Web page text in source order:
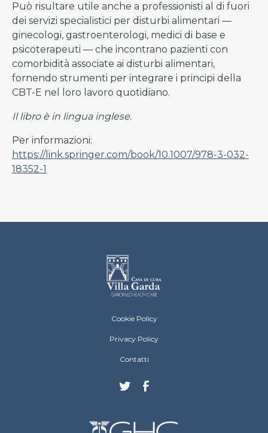
Può risultare utile anche a professionisti al di fuori
dei servizi specialistici per disturbi alimentari —
ginecologi, gastroenterologi, medici di base e
psicoterapeuti — che incontrano pazienti con
comorbidità associate ai disturbi alimentari,
fornendo strumenti per integrare i principi della
CBT-E nel loro lavoro quotidiano.
Il libro è in lingua inglese.
Per informazioni:
https://link.springer.com/book/10.1007/978-3-032-
18352-1
Villa Garda Footer menu
Cookie Policy
Privacy Policy
Contatti